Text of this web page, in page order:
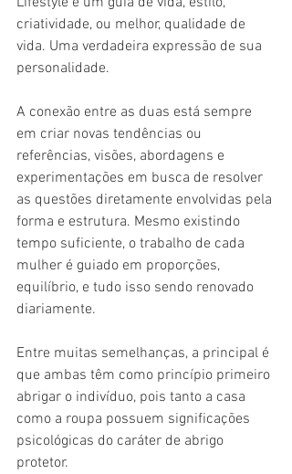
criatividade, ou melhor, qualidade de
vida. Uma verdadeira expressão de sua
personalidade.
A conexão entre as duas está sempre
em criar novas tendências ou
referências, visões, abordagens e
experimentações em busca de resolver
as questões diretamente envolvidas pela
forma e estrutura. Mesmo existindo
tempo suficiente, o trabalho de cada
mulher é guiado em proporções,
equilíbrio, e tudo isso sendo renovado
diariamente.
Entre muitas semelhanças, a principal é
que ambas têm como princípio primeiro
abrigar o indivíduo, pois tanto a casa
como a roupa possuem significações
psicológicas do caráter de abrigo
protetor.